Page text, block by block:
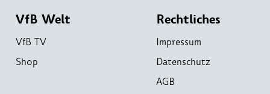
VfB Welt
VfB TV
Shop
Rechtliches
Impressum
Datenschutz
AGB